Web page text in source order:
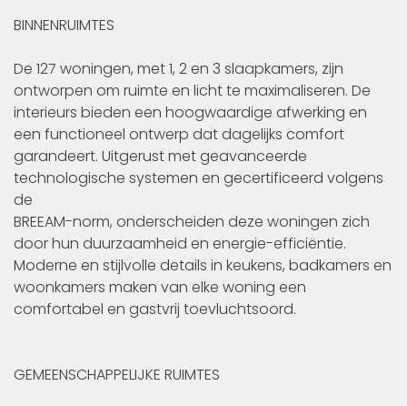
BINNENRUIMTES
De 127 woningen, met 1, 2 en 3 slaapkamers, zijn
ontworpen om ruimte en licht te maximaliseren. De
interieurs bieden een hoogwaardige afwerking en
een functioneel ontwerp dat dagelijks comfort
garandeert. Uitgerust met geavanceerde
technologische systemen en gecertificeerd volgens
de
BREEAM-norm, onderscheiden deze woningen zich
door hun duurzaamheid en energie-efficiëntie.
Moderne en stijlvolle details in keukens, badkamers en
woonkamers maken van elke woning een
comfortabel en gastvrij toevluchtsoord.
GEMEENSCHAPPELIJKE RUIMTES